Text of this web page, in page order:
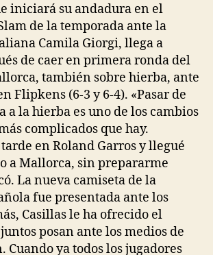
iniciará su andadura en el
de la temporada ante la
Camila Giorgi, llega a
de caer en primera ronda del
también sobre hierba, ante
Flipkens (6-3 y 6-4). «Pasar de
a la hierba es uno de los cambios
complicados que hay.
en Roland Garros y llegué
a Mallorca, sin prepararme
La nueva camiseta de la
fue presentada ante los
Casillas le ha ofrecido el
posan ante los medios de
Cuando ya todos los jugadores